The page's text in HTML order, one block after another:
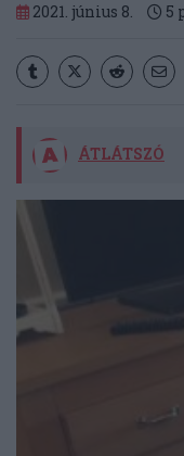
2021. június 8. 5
ÁTLÁTSZÓ